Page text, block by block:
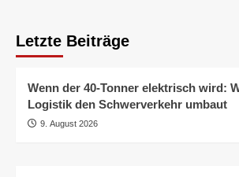
Letzte Beiträge
Wenn der 40-Tonner elektrisch wird:
Logistik den Schwerverkehr umbaut
9. August 2026